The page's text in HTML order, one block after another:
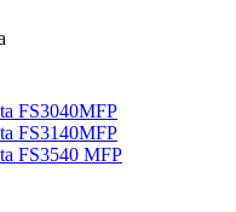
FS3040MFP
FS3140MFP
FS3540 MFP